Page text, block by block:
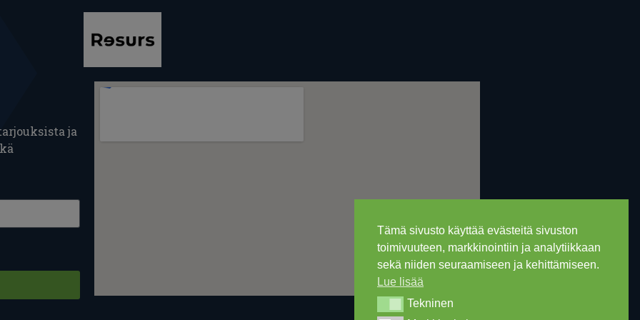
Tämä sivusto käyttää evästeitä sivuston
toimivuuteen, markkinointiin ja analytiikkaan
sekä niiden seuraamiseen ja kehittämiseen.
Lue lisää
TekninenTekninen
ja